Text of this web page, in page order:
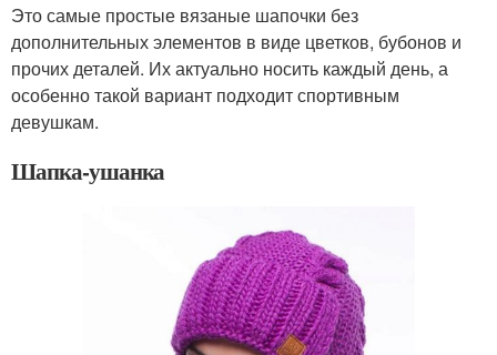
Это самые простые вязаные шапочки без
дополнительных элементов в виде цветков, бубонов и
прочих деталей. Их актуально носить каждый день, а
особенно такой вариант подходит спортивным
девушкам.
Шапка-ушанка